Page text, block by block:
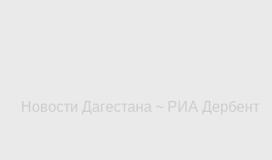
Новости Дагестана ~ РИА Дербент